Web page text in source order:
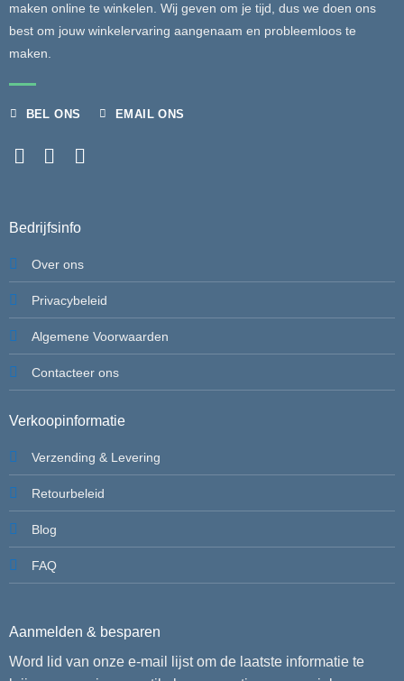
maken online te winkelen. Wij geven om je tijd, dus we doen ons
best om jouw winkelervaring aangenaam en probleemloos te
maken.
BEL ONS EMAIL ONS
Bedrijfsinfo
Over ons
Privacybeleid
Algemene Voorwaarden
Contacteer ons
Verkoopinformatie
Verzending & Levering
Retourbeleid
Blog
FAQ
Aanmelden & besparen
Word lid van onze e-mail lijst om de laatste informatie te